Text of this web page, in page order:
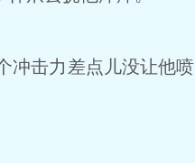
击力差点儿没让他喷